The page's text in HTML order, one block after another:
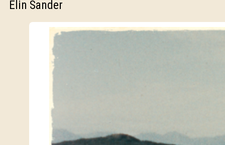
Elin Sander